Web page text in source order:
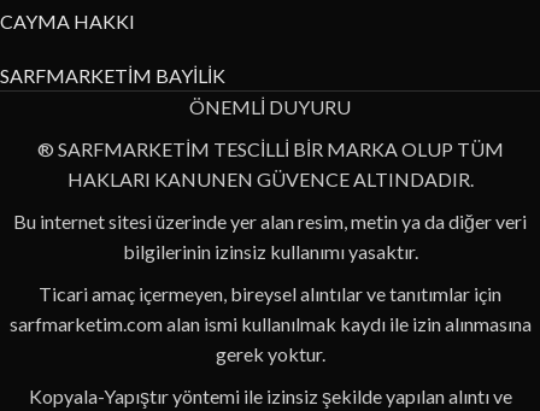
CAYMA HAKKI
SARFMARKETİM BAYİLİK
ÖNEMLİ DUYURU
® SARFMARKETİM TESCİLLİ BİR MARKA OLUP TÜM
HAKLARI KANUNEN GÜVENCE ALTINDADIR.
Bu internet sitesi üzerinde yer alan resim, metin ya da diğer veri
bilgilerinin izinsiz kullanımı yasaktır.
Ticari amaç içermeyen, bireysel alıntılar ve tanıtımlar için
sarfmarketim.com alan ismi kullanılmak kaydı ile izin alınmasına
gerek yoktur.
Kopyala-Yapıştır yöntemi ile izinsiz şekilde yapılan alıntı ve